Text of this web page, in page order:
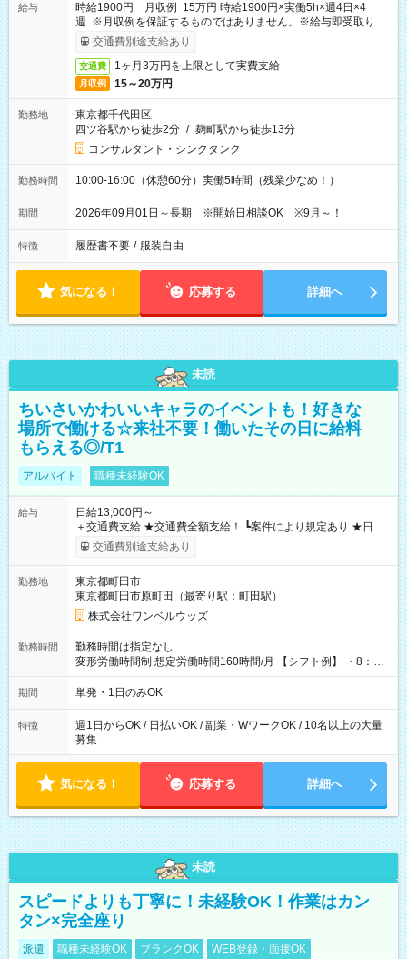
給与
時給1900円 月収例 15万円 時給1900円×実働5h×週4日×4
週 ※月収例を保証するものではありません。※給与即受取りサ
ービス利用可（利用条件有）
交通費別途支給あり
交通費 1ヶ月3万円を上限として実費支給
月収例 15～20万円
勤務地
東京都千代田区
四ツ谷駅から徒歩2分 / 麹町駅から徒歩13分
コンサルタント・シンクタンク
勤務時間 10:00-16:00（休憩60分）実働5時間（残業少なめ！）
期間 2026年09月01日～長期 ※開始日相談OK ※9月～！
特徴 履歴書不要 / 服装自由
気になる！ 応募する 詳細へ
未読
ちいさいかわいいキャラのイベントも！好きな
場所で働ける☆来社不要！働いたその日に給料
もらえる◎/T1
アルバイト 職種未経験OK
給与
日給13,000円～
＋交通費支給 ★交通費全額支給！ ┗案件により規定あり ★日払
いOK！（規定あり） ┗働いたその日に現金GET♪ お仕事後はコ
ンビニATMから 日払い分を引き落とせます！ 【試用期間】試
交通費別途支給あり
勤務地
東京都町田市
東京都町田市原町田（最寄り駅：町田駅）
株式会社ワンベルウッズ
勤務時間
勤務時間は指定なし
変形労働時間制 想定労働時間160時間/月 【シフト例】 ・8：00
～21：00
期間 単発・1日のみOK
特徴
週1日からOK / 日払いOK / 副業・WワークOK / 10名以上の大量
募集
気になる！ 応募する 詳細へ
未読
スピードよりも丁寧に！未経験OK！作業はカン
タン×完全座り
派遣 職種未経験OK ブランクOK WEB登録・面接OK